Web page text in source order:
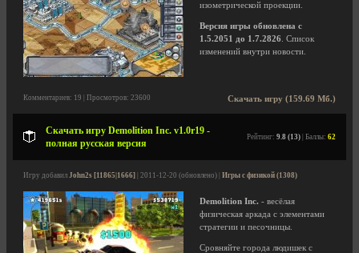
изометрической проекции.
Версия игры обновлена с
1.5.2051 до 1.7.2826 . Список
изменений внутри новости.
Скачать игру (159.69 Мб.)
Комментариев: 19 | Просмотров: 23600
Скачать игру Demolition Inc. v1.0r19 -
полная русская версия
Рейтинг: 9.8 (13) | Баллы: 62
Игру добавил John2s [11865|1666] | 2011-12-20 (обновлено) | Игры с физикой (1308)
Demolition Inc. - весёлая
физическая аркада с элементами
стратегии и песочницы.
Сровняйте города людишек с